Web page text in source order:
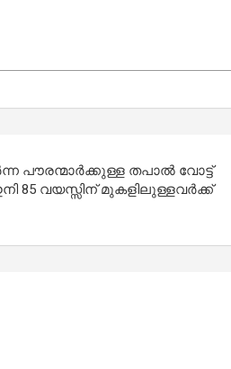
പൗരന്മാർക്കുള്ള തപാൽ വോട്ട്
85 വയസ്സിന് മുകളിലുള്ളവർക്ക്